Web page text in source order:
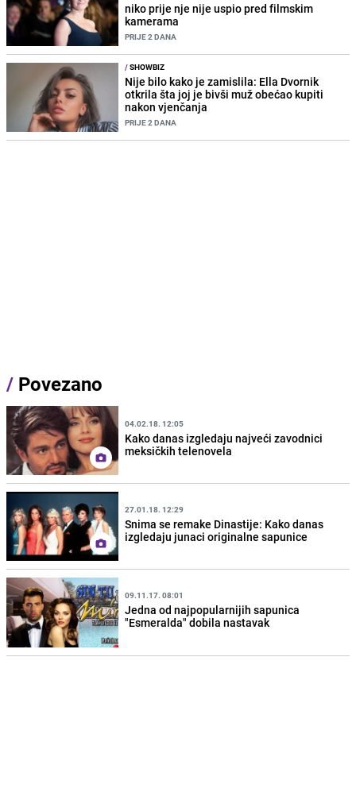
niko prije nje nije uspio pred filmskim
kamerama
PRIJE 2 DANA
/SHOWBIZ
Nije bilo kako je zamislila: Ella Dvornik
otkrila šta joj je bivši muž obećao kupiti
nakon vjenčanja
PRIJE 2 DANA
/ Povezano
04.02.18. 12:05
Kako danas izgledaju najveći zavodnici
meksičkih telenovela
27.01.18. 12:29
Snima se remake Dinastije: Kako danas
izgledaju junaci originalne sapunice
09.11.17. 08:01
Jedna od najpopularnijih sapunica
"Esmeralda" dobila nastavak